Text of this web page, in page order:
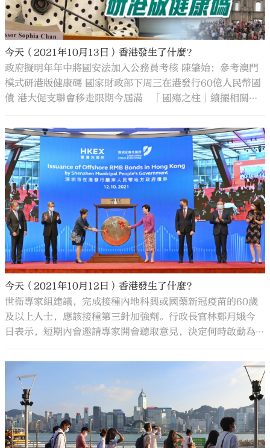
今天（2021年10月13日）香港發生了什麼？
政府擬明年年中將國安法加入公務員考核 陳肇始：參考澳門
模式研港版健康碼 國家財政部下周三在港發行60億人民幣國
債 港大促支聯會移走限期今屆滿 「國殤之柱」續擺相關人
發三號風球 西環的哥遇襲亡 警方再發布疑犯相片 香港增3
宗輸入個案 患者均已接種新冠疫苗
今天（2021年10月12日）香港發生了什麼？
世衞專家組建議，完成接種內地科興或國藥新冠疫苗的60歲
及以上人士，應該接種第三針加強劑。行政長官林鄭月娥今
日表示，短期內會邀請專家開會聽取意見，決定何時啟動為